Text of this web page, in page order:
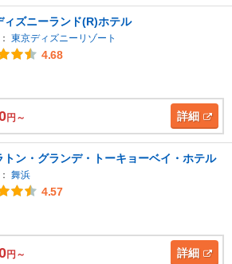
ィズニーランド(R)ホテル
東京ディズニーリゾート
4.68
円～ 詳細
トン・グランデ・トーキョーベイ・ホテル
舞浜
4.57
円～ 詳細